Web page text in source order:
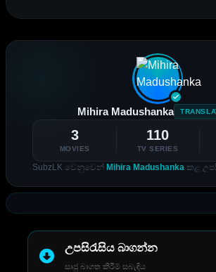
Mihira Madushanka
3
MOVIES
110
TV SERIES
SubzLK වෙනුවෙන් Mihira Madushanka කළ
උපසිරැසිය බාගන්න
සෘජු බාගත කිරීම් සබැඳිය